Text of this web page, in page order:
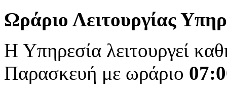
Ωράριο Λειτουργίας
Η Υπηρεσία λειτουργεί
Παρασκευή με ωράριο